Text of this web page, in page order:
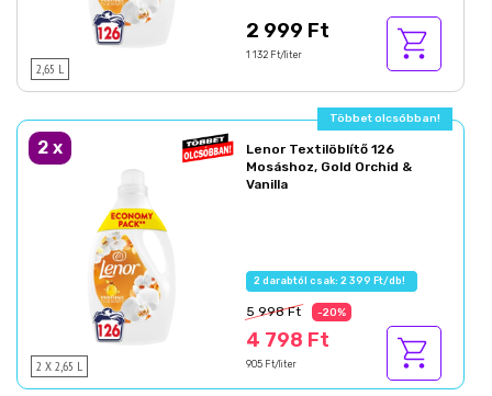
2,65 L
2 999 Ft
1 132 Ft/liter
Többet olcsóbban!
2 x
2 X 2,65 L
Lenor Textilöblítő 126
Mosáshoz, Gold Orchid &
Vanilla
2 darabtól csak: 2 399 Ft/db!
5 998 Ft -20%
4 798 Ft
905 Ft/liter